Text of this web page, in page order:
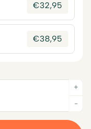
€32,95
€38,95
-
+